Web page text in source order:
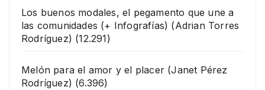
Los buenos modales, el pegamento que une a
las comunidades (+ Infografías) (Adrian Torres
Rodríguez) (12.291)
Melón para el amor y el placer (Janet Pérez
Rodríguez) (6.396)